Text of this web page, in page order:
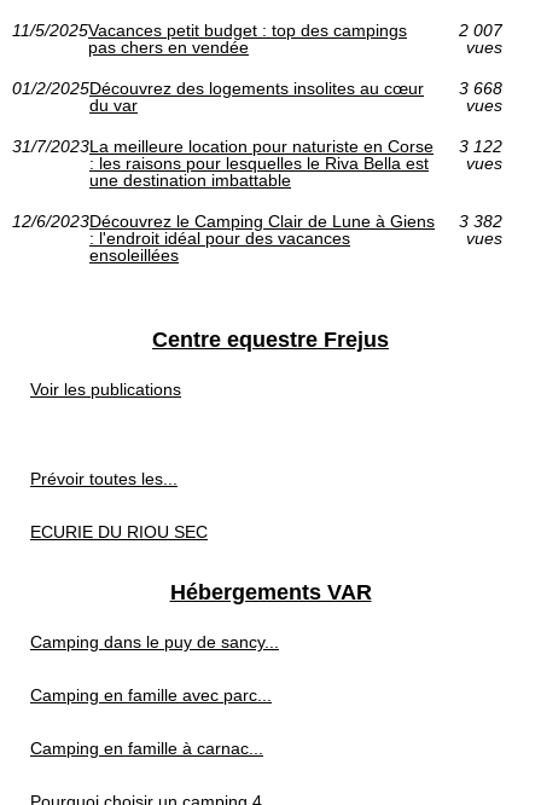
11/5/2025Vacances petit budget : top des campings
pas chers en vendée
2 007
vues
01/2/2025Découvrez des logements insolites au cœur
du var
3 668
vues
31/7/2023La meilleure location pour naturiste en Corse
: les raisons pour lesquelles le Riva Bella est
une destination imbattable
3 122
vues
12/6/2023Découvrez le Camping Clair de Lune à Giens
: l'endroit idéal pour des vacances
ensoleillées
3 382
vues
Centre equestre Frejus
Voir les publications
Prévoir toutes les...
ECURIE DU RIOU SEC
Hébergements VAR
Camping dans le puy de sancy...
Camping en famille avec parc...
Camping en famille à carnac...